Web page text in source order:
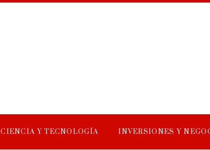
CIENCIA Y TECNOLOGÍA INVERSIONES Y